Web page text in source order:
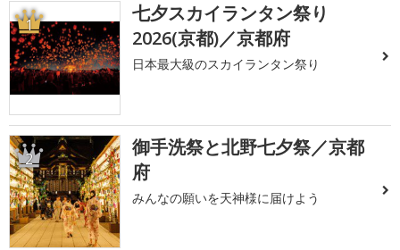
1
七夕スカイランタン祭り
2026(京都)／京都府
日本最大級のスカイランタン祭り
2
御手洗祭と北野七夕祭／京都
府
みんなの願いを天神様に届けよう